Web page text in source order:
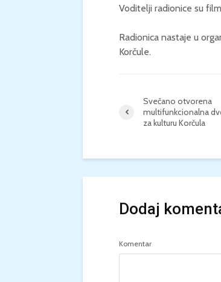
Voditelji radionice su
Radionica nastaje u
Korčule.
Svečano otvorena
multifunkcionalna
za kulturu Korčula
Dodaj
Komentar